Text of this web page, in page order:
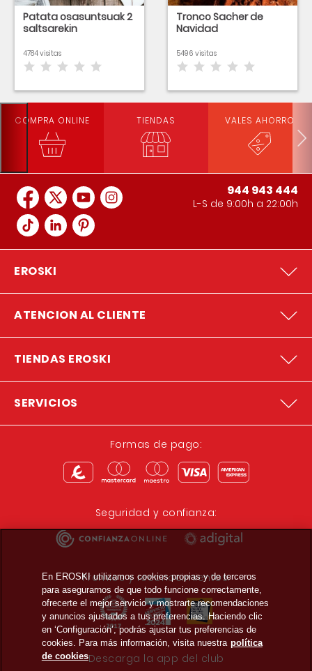
Patata osasuntsuak 2
saltsarekin
4784 visitas
Tronco Sacher de
Navidad
5496 visitas
COMPRA ONLINE TIENDAS VALES AHORRO
944 943 444
L-S de 9:00h a 22:00h
EROSKI
ATENCION AL CLIENTE
TIENDAS EROSKI
SERVICIOS
Formas de pago:
Seguridad y confianza:
Premios y reconocimientos:
Descarga la app del club
En EROSKI utilizamos cookies propias y de terceros
para asegurarnos de que todo funcione correctamente,
ofrecerte el mejor servicio y mostrarte recomendaciones
y anuncios ajustados a tus preferencias. Haciendo clic
en ‘Configuración’, podrás ajustar tus preferencias de
cookies. Para más información, visita nuestra política
de cookies